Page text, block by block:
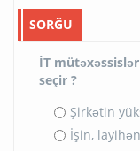
SORĞU
İT
seçir ?
Şirkətin
İşin,